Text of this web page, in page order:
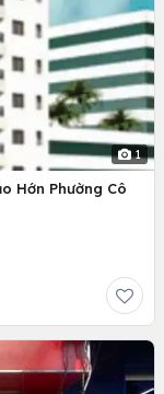
1
Hớn Phường Cô